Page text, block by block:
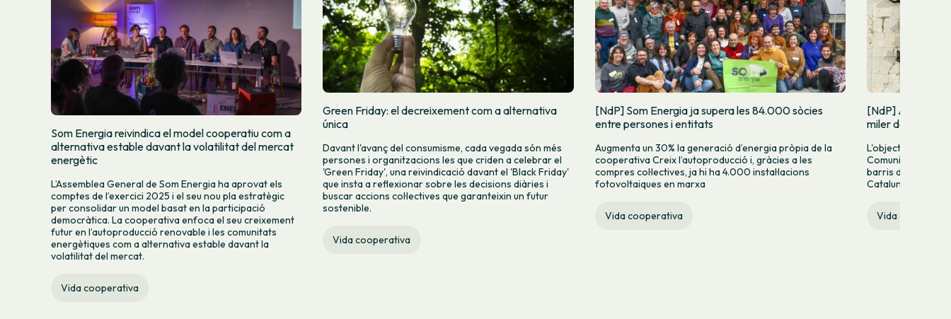
Som Energia reivindica el model cooperatiu com a
alternativa estable davant la volatilitat del mercat
energètic
L’Assemblea General de Som Energia ha aprovat els
comptes de l’exercici 2025 i el seu nou pla estratègic
per consolidar un model basat en la participació
democràtica. La cooperativa enfoca el seu creixement
futur en l’autoproducció renovable i les comunitats
energètiques com a alternativa estable davant la
volatilitat del mercat.
Vida cooperativa
Green Friday: el decreixement com a alternativa
única
Davant l'avanç del consumisme, cada vegada són més
persones i organitzacions les que criden a celebrar el
'Green Friday', una reivindicació davant el 'Black Friday'
que insta a reflexionar sobre les decisions diàries i
buscar accions col·lectives que garanteixin un futur
sostenible.
Vida cooperativa
[NdP] Som Energia ja supera les 84.000 sòcies
entre persones i entitats
Augmenta un 30% la generació d’energia pròpia de la
cooperativa Creix l’autoproducció i, gràcies a les
compres col·lectives, ja hi ha 4.000 instal·lacions
fotovoltaiques en marxa
Vida cooperativa
[NdP] Arrenca la
miler de
L'objectiu és
Comunitat
barris de grans
Catalunya.
Vida